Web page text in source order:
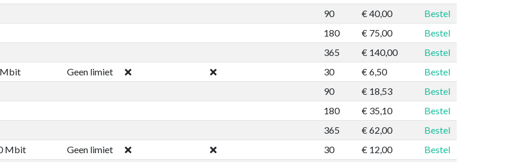
90
€ 40,00
Bestel
180
€ 75,00
Bestel
365
€ 140,00
Bestel
Geen limiet 30 € 6,50
Bestel
90
€ 18,53
Bestel
180
€ 35,10
Bestel
365
€ 62,00
Bestel
Mbit Geen limiet 30 € 12,00
Bestel